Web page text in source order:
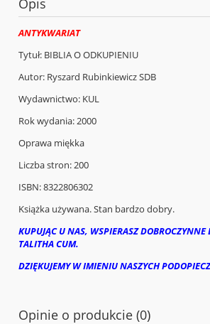
Opis
ANTYKWARIAT
Tytuł: BIBLIA O ODKUPIENIU
Autor: Ryszard Rubinkiewicz SDB
Wydawnictwo: KUL
Rok wydania: 2000
Oprawa miękka
Liczba stron: 200
ISBN: 8322806302
Książka używana. Stan bardzo dobry.
KUPUJĄC U NAS, WSPIERASZ
TALITHA CUM.
DZIĘKUJEMY W IMIENIU NASZYCH
Opinie o produkcie (0)